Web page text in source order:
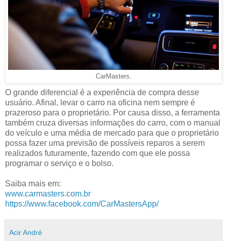
CarMasters.
O grande diferencial é a experiência de compra desse
usuário. Afinal, levar o carro na oficina nem sempre é
prazeroso para o proprietário. Por causa disso, a ferramenta
também cruza diversas informações do carro, com o manual
do veículo e uma média de mercado para que o proprietário
possa fazer uma previsão de possíveis reparos a serem
realizados futuramente, fazendo com que ele possa
programar o serviço e o bolso.
Saiba mais em:
www.carmasters.com.br
https://www.facebook.com/CarMastersApp/
Acir André